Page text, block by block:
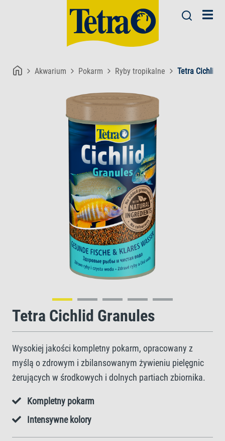
Akwarium Pokarm Ryby tropikalne Tetra Cichlid
Tetra Cichlid Granules
Wysokiej jakości kompletny pokarm, opracowany z
myślą o zdrowym i zbilansowanym żywieniu pielęgnic
żerujących w środkowych i dolnych partiach zbiornika.
Kompletny pokarm
Intensywne kolory